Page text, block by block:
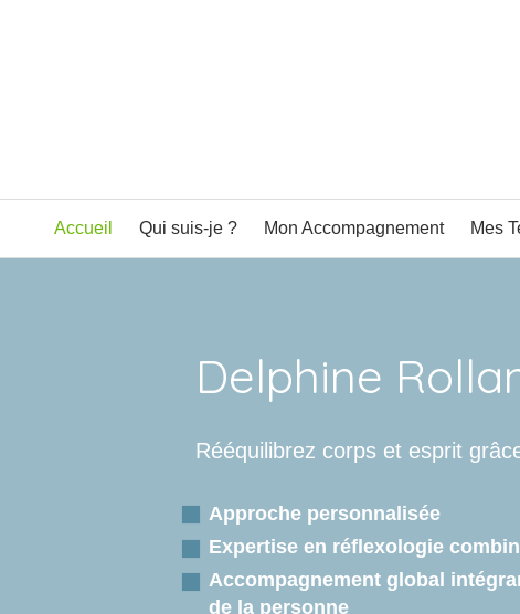
Accueil Qui suis-je ? Mon Accompagnement Mes
Delphine
Rééquilibrez corps et esprit
Approche personnalisée
Expertise en réflexologie
Accompagnement global
de la personne